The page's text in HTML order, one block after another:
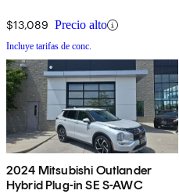
$13,089 Precio alto
Incluye tarifas de conc.
2024 Mitsubishi Outlander
Hybrid Plug-in SE S-AWC